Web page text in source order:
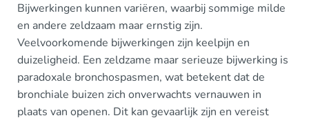
Bijwerkingen kunnen variëren, waarbij sommige milde
en andere zeldzaam maar ernstig zijn.
Veelvoorkomende bijwerkingen zijn keelpijn en
duizeligheid. Een zeldzame maar serieuze bijwerking is
paradoxale bronchospasmen, wat betekent dat de
bronchiale buizen zich onverwachts vernauwen in
plaats van openen. Dit kan gevaarlijk zijn en vereist